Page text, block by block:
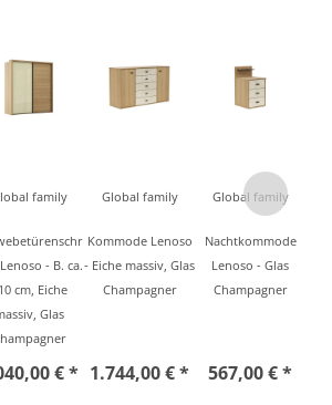
family
- B. ca.
cm, Eiche
Glas
€ *
Global family
Kommode Lenoso
- Eiche massiv, Glas
Champagner
1.744,00 € *
Global family
Nachtkommode
Lenoso - Glas
Champagner
567,00 € *